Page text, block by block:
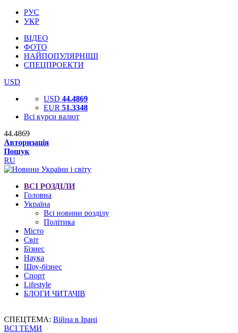
РУС
УКР
ВІДЕО
ФОТО
НАЙПОПУЛЯРНІШІ
СПЕЦПРОЕКТИ
USD
USD 44.4869
EUR 51.3348
Всі курси валют
44.4869
Авторизація
Пошук
RU
ВСІ РОЗДІЛИ
Головна
Україна
Всі новини розділу
Політика
Місто
Світ
Бізнес
Наука
Шоу-бізнес
Спорт
Lifestyle
БЛОГИ ЧИТАЧІВ
СПЕЦТЕМА: Війна в Ірані
ВСІ ТЕМИ